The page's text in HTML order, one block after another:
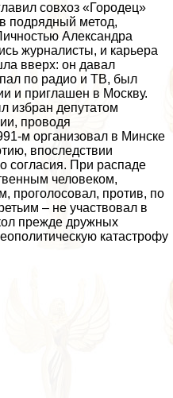
совхоз «Городец»
подрядный метод,
Александра
журналисты, и карьера
вверх: он давал
по радио и ТВ, был
и приглашен в Москву.
избран депутатом
проводя
м организовал в Минске
впоследствии
согласия. При распаде
человеком,
проголосовал, против, по
– не участвовал в
прежде дружных
катастрофу